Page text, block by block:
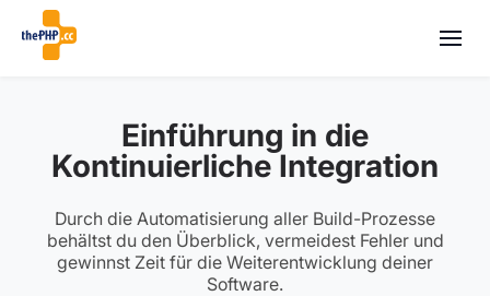
Einführung in die
Kontinuierliche Integration
Durch die Automatisierung aller Build-Prozesse
behältst du den Überblick, vermeidest Fehler und
gewinnst Zeit für die Weiterentwicklung deiner
Software.